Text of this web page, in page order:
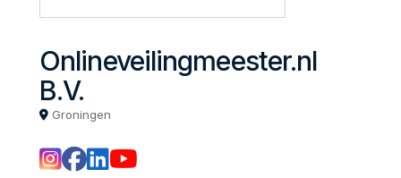
Onlineveilingmeester.nl
B.V.
Groningen